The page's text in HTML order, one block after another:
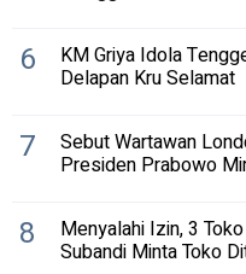
6 KM Griya Idola
Delapan Kru Selamat
7 Sebut Wartawan
Presiden Prabowo
8 Menyalahi Izin, 3
Subandi Minta Toko